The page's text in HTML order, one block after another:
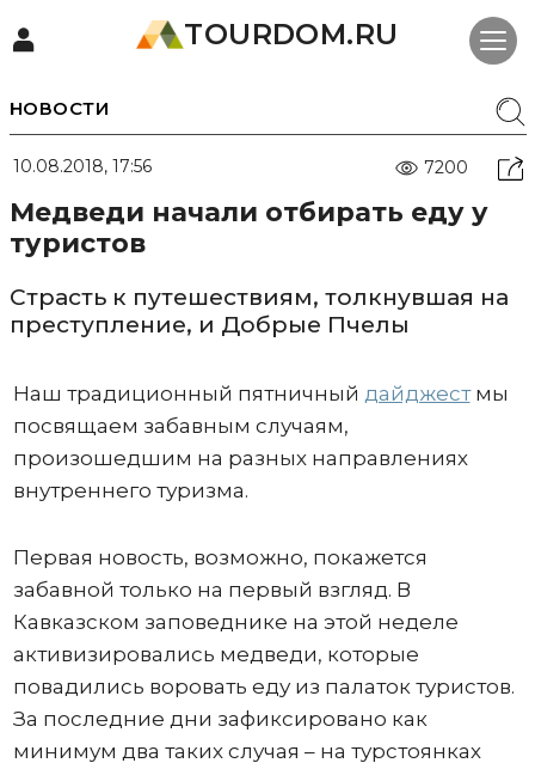
TOURDOM.RU
НОВОСТИ
10.08.2018, 17:56 7200
Медведи начали отбирать еду у
туристов
Страсть к путешествиям, толкнувшая на
преступление, и Добрые Пчелы
Наш традиционный пятничный дайджестмы
посвящаем забавным случаям,
произошедшим на разных направлениях
внутреннего туризма.
Первая новость, возможно, покажется
забавной только на первый взгляд. В
Кавказском заповеднике на этой неделе
активизировались медведи, которые
повадились воровать еду из палаток туристов.
За последние дни зафиксировано как
минимум два таких случая – на турстоянках